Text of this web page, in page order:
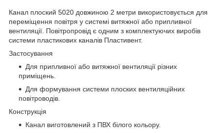
Канал плоский 5020 довжиною 2 метри використовується для
переміщення повітря у системі витяжної або припливної
вентиляції. Повітропровід є одним з комплектуючих виробів
системи пластикових каналів Пластивент.
Застосування
Для припливної або витяжної вентиляції різних
приміщень.
Для формування системи плоских вентиляційних
повітроводів.
Конструкція
Канал виготовлений з ПВХ білого кольору.